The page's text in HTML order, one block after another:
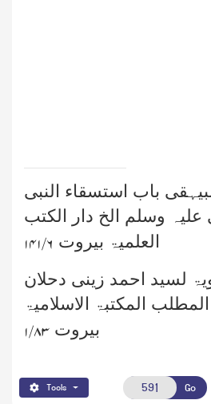
باب استسقاء النبی
علیہ وسلم الخ دار الکتب
العلمیۃ بیروت ۶/ ۱۴۱
لسید احمد زینی دحلان
المکتبۃ الاسلامیۃ
بیروت ۱/۸۳
Tools Go